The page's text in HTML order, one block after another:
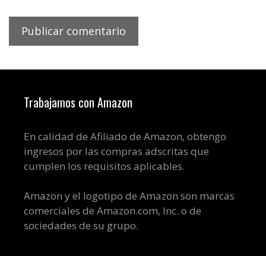
Trabajamos con Amazon
En calidad de Afiliado de Amazon, obtengo
ingresos por las compras adscritas que
cumplen los requisitos aplicables.
Amazon y el logotipo de Amazon son marcas
comerciales de Amazon.com, Inc. o de
sociedades de su grupo.